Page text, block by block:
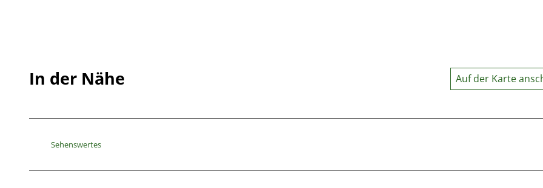
In der Nähe Auf der Karte
Sehenswertes